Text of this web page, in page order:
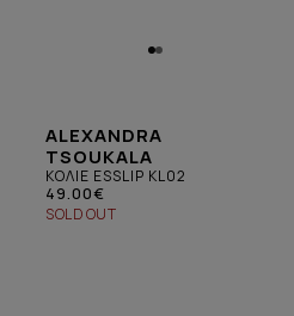
ALEXANDRA
TSOUKALA
ΚΟΛΙΕ ESSLIP KL02
49.00€
SOLD OUT